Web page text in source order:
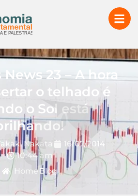
News 23 – A hora
o telhado é
o Sol está
Nakata
16/07/2014
10:44 am
Home Blog